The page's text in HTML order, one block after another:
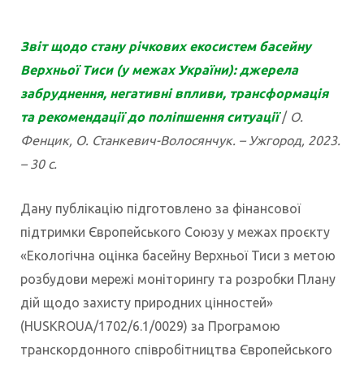
Звіт щодо стану річкових екосистем басейну
Верхньої Тиси (у межах України): джерела
забруднення, негативні впливи, трансформація
та рекомендації до поліпшення ситуації/О.
Фенцик, О. Станкевич-Волосянчук. – Ужгород, 2023.
– 30 с.
Дану публікацію підготовлено за фінансової
підтримки Європейського Союзу у межах проєкту
«Екологічна оцінка басейну Верхньої Тиси з метою
розбудови мережі моніторингу та розробки Плану
дій щодо захисту природних цінностей»
(HUSKROUA/1702/6.1/0029) за Програмою
транскордонного співробітництва Європейського